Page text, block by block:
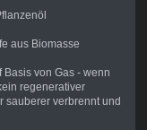
aus Biomasse
Basis von Gas - wenn
regenerativer
sauberer verbrennt und